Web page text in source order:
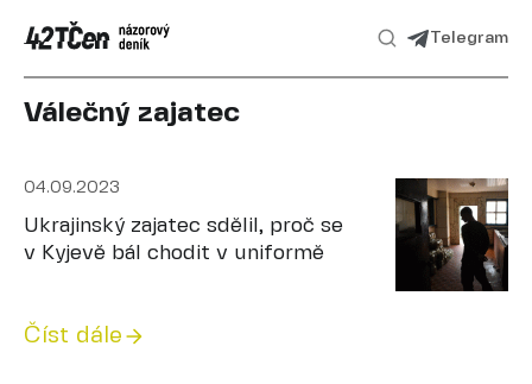
Telegram
Válečný zajatec
04.09.2023
Ukrajinský zajatec sdělil, proč se
v Kyjevě bál chodit v uniformě
Číst dále